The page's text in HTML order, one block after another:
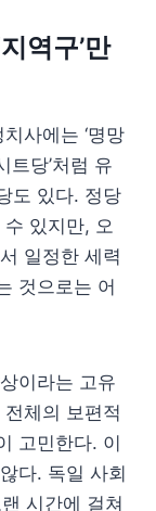
역구’만
사에는 ‘명망
트당’처럼 유
도 있다. 정당
있지만, 오
일정한 세력
것으로는 어
이라는 고유
체의 보편적
고민한다. 이
다. 독일 사회
시간에 걸쳐